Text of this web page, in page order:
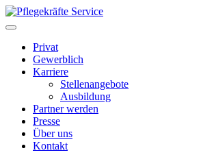
Privat
Gewerblich
Karriere
Stellenangebote
Ausbildung
Partner werden
Presse
Über uns
Kontakt